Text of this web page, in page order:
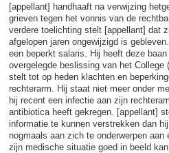
[appellant] handhaaft na verwijzing
grieven tegen het vonnis van de
verdere toelichting stelt [appellant] dat
afgelopen jaren ongewijzigd is
een beperkt salaris. Hij heeft deze
overgelegde beslissing van het College
stelt tot op heden klachten en
rechterarm. Hij staat niet meer onder
hij recent een infectie aan zijn
antibiotica heeft gekregen. [appellant]
informatie te kunnen verstrekken dan
nogmaals aan zich te onderwerpen
zijn medische situatie goed in beeld kan